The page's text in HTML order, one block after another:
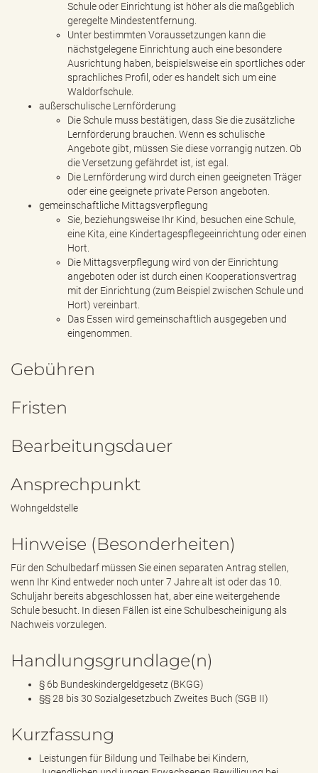
Schule oder Einrichtung ist höher als die maßgeblich
geregelte Mindestentfernung.
Unter bestimmten Voraussetzungen kann die
nächstgelegene Einrichtung auch eine besondere
Ausrichtung haben, beispielsweise ein sportliches oder
sprachliches Profil, oder es handelt sich um eine
Waldorfschule.
außerschulische Lernförderung
Die Schule muss bestätigen, dass Sie die zusätzliche
Lernförderung brauchen. Wenn es schulische
Angebote gibt, müssen Sie diese vorrangig nutzen. Ob
die Versetzung gefährdet ist, ist egal.
Die Lernförderung wird durch einen geeigneten Träger
oder eine geeignete private Person angeboten.
gemeinschaftliche Mittagsverpflegung
Sie, beziehungsweise Ihr Kind, besuchen eine Schule,
eine Kita, eine Kindertagespflegeeinrichtung oder einen
Hort.
Die Mittagsverpflegung wird von der Einrichtung
angeboten oder ist durch einen Kooperationsvertrag
mit der Einrichtung (zum Beispiel zwischen Schule und
Hort) vereinbart.
Das Essen wird gemeinschaftlich ausgegeben und
eingenommen.
Gebühren
Fristen
Bearbeitungsdauer
Ansprechpunkt
Wohngeldstelle
Hinweise (Besonderheiten)
Für den Schulbedarf müssen Sie einen separaten Antrag stellen,
wenn Ihr Kind entweder noch unter 7 Jahre alt ist oder das 10.
Schuljahr bereits abgeschlossen hat, aber eine weitergehende
Schule besucht. In diesen Fällen ist eine Schulbescheinigung als
Nachweis vorzulegen.
Handlungsgrundlage(n)
§ 6b Bundeskindergeldgesetz (BKGG)
§§ 28 bis 30 Sozialgesetzbuch Zweites Buch (SGB II)
Kurzfassung
Leistungen für Bildung und Teilhabe bei Kindern,